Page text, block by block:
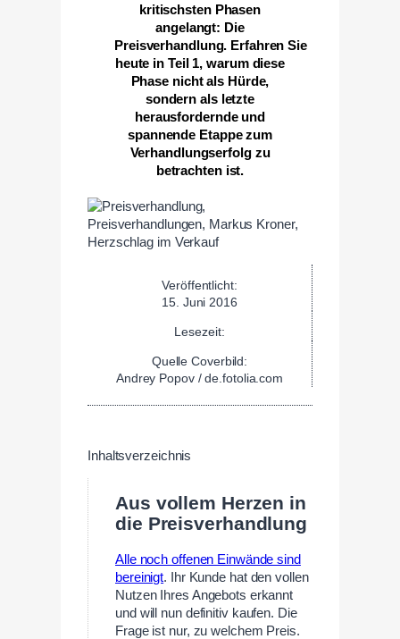
kritischsten Phasen
angelangt: Die
Preisverhandlung. Erfahren Sie
heute in Teil 1, warum diese
Phase nicht als Hürde,
sondern als letzte
herausfordernde und
spannende Etappe zum
Verhandlungserfolg zu
betrachten ist.
Veröffentlicht:
15. Juni 2016
Lesezeit:
Quelle Coverbild:
Andrey Popov / de.fotolia.com
Inhaltsverzeichnis
Aus vollem Herzen in
die Preisverhandlung
Alle noch offenen Einwände sind
bereinigt. Ihr Kunde hat den vollen
Nutzen Ihres Angebots erkannt
und will nun definitiv kaufen. Die
Frage ist nur, zu welchem Preis.